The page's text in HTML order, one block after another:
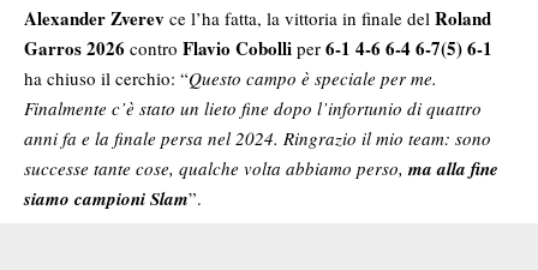
Alexander Zverev ce l’ha fatta, la vittoria in finale del Roland
Garros 2026 contro Flavio Cobolli per 6-1 4-6 6-4 6-7(5) 6-1
ha chiuso il cerchio: “Questo campo è speciale per me.
Finalmente c’è stato un lieto fine dopo l’infortunio di quattro
anni fa e la finale persa nel 2024. Ringrazio il mio team: sono
successe tante cose, qualche volta abbiamo perso, ma alla fine
siamo campioni Slam”.